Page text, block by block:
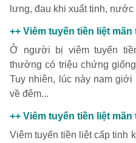
lưng, đau khi xuất tinh, nước
++ Viêm tuyến tiền liệt
Ở người bị viêm tuyến
thường có triệu chứng
Tuy nhiên, lúc này nam
về đêm...
++ Viêm tuyến tiền liệt
Viêm tuyến tiền liệt cấp tinh